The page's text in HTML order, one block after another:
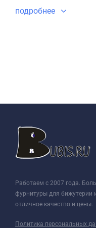
подробнее
Работаем с 2007 года.
фурнитуры для бижутерии
отличное качество и цены.
Политика персональных